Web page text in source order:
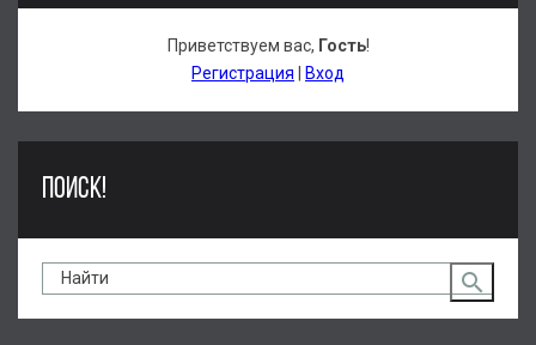
Приветствуем вас, Гость!
Регистрация
Вход
ПОИСК!